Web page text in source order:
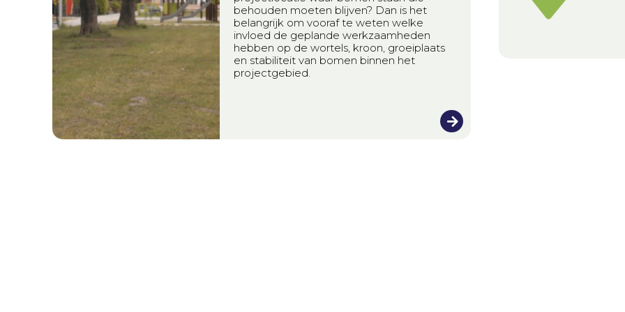
behouden moeten blijven? Dan is het
belangrijk om vooraf te weten welke
invloed de geplande werkzaamheden
hebben op de wortels, kroon, groeiplaats
en stabiliteit van bomen binnen het
projectgebied.